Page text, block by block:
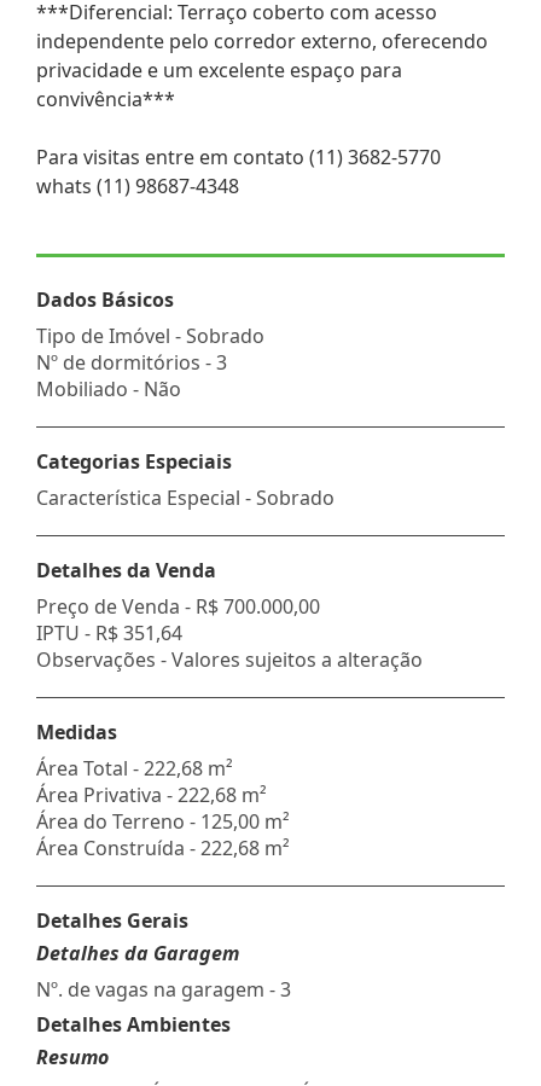
***Diferencial: Terraço coberto com acesso
independente pelo corredor externo, oferecendo
privacidade e um excelente espaço para
convivência***
Para visitas entre em contato (11) 3682-5770
whats (11) 98687-4348
Dados Básicos
Tipo de Imóvel - Sobrado
Nº de dormitórios - 3
Mobiliado - Não
Categorias Especiais
Característica Especial - Sobrado
Detalhes da Venda
Preço de Venda - R$ 700.000,00
IPTU - R$ 351,64
Observações - Valores sujeitos a alteração
Medidas
Área Total - 222,68 m²
Área Privativa - 222,68 m²
Área do Terreno - 125,00 m²
Área Construída - 222,68 m²
Detalhes Gerais
Detalhes da Garagem
Nº. de vagas na garagem - 3
Detalhes Ambientes
Resumo